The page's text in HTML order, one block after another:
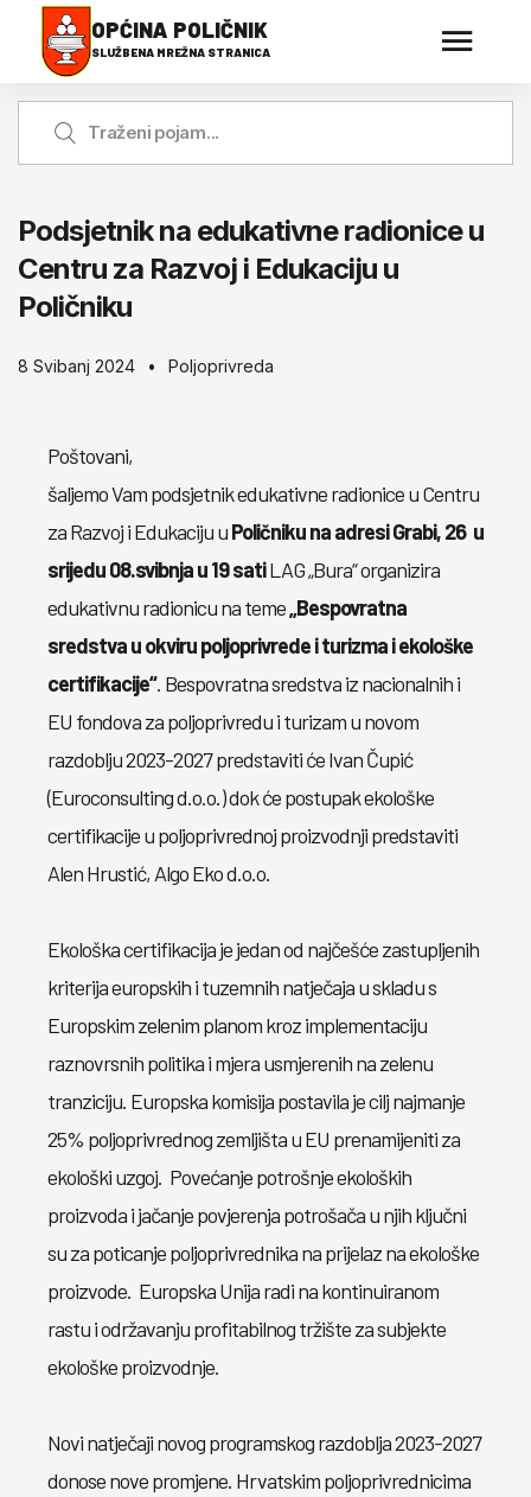
OPĆINA POLIČNIK
SLUŽBENA MREŽNA STRANICA
Podsjetnik na edukativne radionice u
Centru za Razvoj i Edukaciju u
Poličniku
8 Svibanj 2024 Poljoprivreda
Poštovani,
šaljemo Vam podsjetnik edukativne radionice u Centru
za Razvoj i Edukaciju uPoličniku na adresi Grabi, 26 u
srijedu 08.svibnja u 19 satiLAG „Bura“ organizira
edukativnu radionicu na teme„Bespovratna
sredstva u okviru poljoprivrede i turizma i ekološke
certifikacije“. Bespovratna sredstva iz nacionalnih i
EU fondova za poljoprivredu i turizam u novom
razdoblju 2023-2027 predstaviti će Ivan Čupić
(Euroconsulting d.o.o.) dok će postupak ekološke
certifikacije u poljoprivrednoj proizvodnji predstaviti
Alen Hrustić, Algo Eko d.o.o.
Ekološka certifikacija je jedan od najčešće zastupljenih
kriterija europskih i tuzemnih natječaja u skladu s
Europskim zelenim planom kroz implementaciju
raznovrsnih politika i mjera usmjerenih na zelenu
tranziciju. Europska komisija postavila je cilj najmanje
25% poljoprivrednog zemljišta u EU prenamijeniti za
ekološki uzgoj. Povećanje potrošnje ekoloških
proizvoda i jačanje povjerenja potrošača u njih ključni
su za poticanje poljoprivrednika na prijelaz na ekološke
proizvode. Europska Unija radi na kontinuiranom
rastu i održavanju profitabilnog tržište za subjekte
ekološke proizvodnje.
Novi natječaji novog programskog razdoblja 2023-2027
donose nove promjene. Hrvatskim poljoprivrednicima